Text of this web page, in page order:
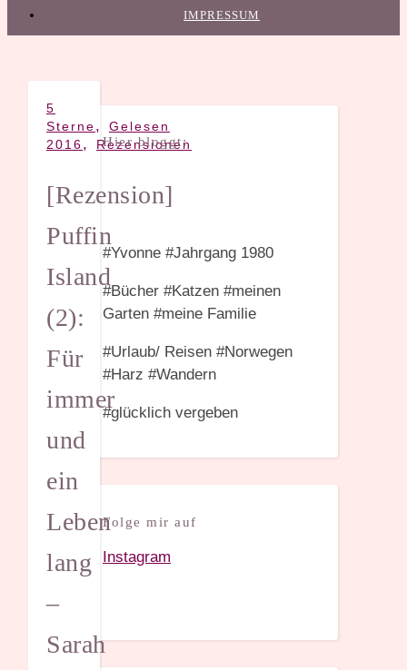
IMPRESSUM
5
Sterne, Gelesen
2016, Rezensionen
[Rezension]
Puffin
Island
(2):
Für
immer
und
ein
Leben
lang
–
Sarah
Hier bloggt:
#Yvonne #Jahrgang 1980
#Bücher #Katzen #meinen
Garten #meine Familie
#Urlaub/ Reisen #Norwegen
#Harz #Wandern
#glücklich vergeben
Folge mir auf
Instagram